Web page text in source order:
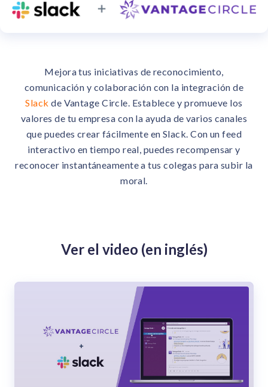
Impulsa el compromiso con nuestras soluciones de IA.
Mejora tus iniciativas de reconocimiento,
comunicación y colaboración con la integración de
Slack de Vantage Circle. Establece y promueve los
valores de tu empresa con la ayuda de varios canales
que puedes crear fácilmente en Slack. Con un feed
interactivo en tiempo real, puedes recompensar y
reconocer instantáneamente a tus colegas para subir la
moral.
Ver el video (en inglés)